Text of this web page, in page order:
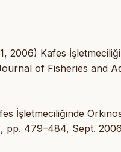
2006) Kafes
of Fisheries and
İşletmeciliğinde
pp. 479–484, Sept.